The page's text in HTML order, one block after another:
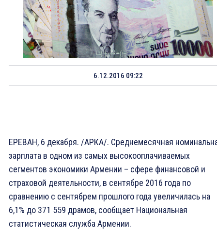
6.12.2016 09:22
ЕРЕВАН, 6 декабря. /АРКА/. Среднемесячная
зарплата в одном из самых высокооплачиваемых
сегментов экономики Армении – сфере финансовой и
страховой деятельности, в сентябре 2016 года по
сравнению с сентябрем прошлого года увеличилась на
6,1% до 371 559 драмов, сообщает Национальная
статистическая служба Армении.